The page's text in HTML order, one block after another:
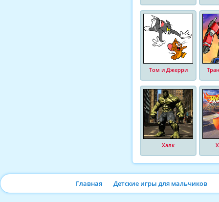
Том и Джерри
Халк
Главная Детские игры для мальчиков